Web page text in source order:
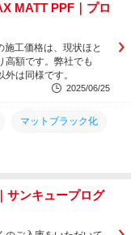
テクションフィルム
マット化
MATT PPF｜プロ
工価格は、現状ほと
高額です。弊社でも
外は同様です。
2025/06/25
マットブラック化
ルム
ロテクションフィルム
CLIMAXIDEAL
サンキュープログ